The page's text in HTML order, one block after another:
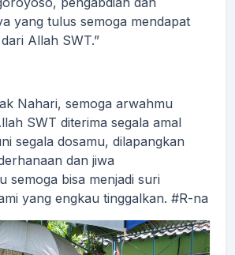
yang tulus semoga mendapat
Allah SWT.”
Nahari, semoga arwahmu
SWT diterima segala amal
segala dosamu, dilapangkan
dan jiwa
semoga bisa menjadi suri
yang engkau tinggalkan. #R-na